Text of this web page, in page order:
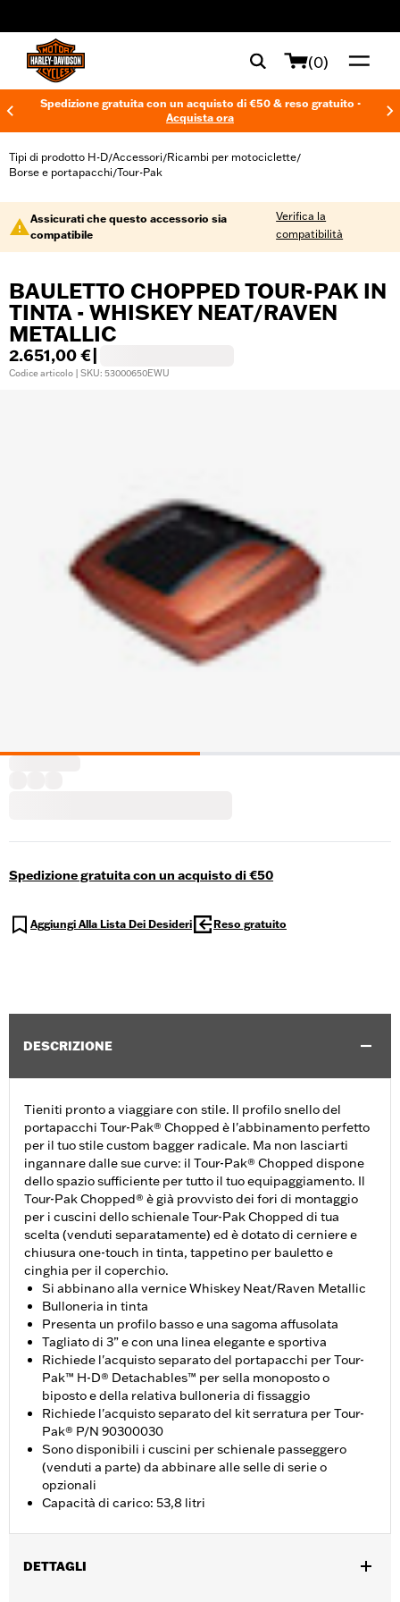
(0)
Spedizione gratuita con un acquisto di €50 & reso gratuito -
Acquista ora
Tipi di prodotto H-D/Accessori/Ricambi per motociclette/
Borse e portapacchi/Tour-Pak
Assicurati che questo accessorio sia
compatibile
Verifica la
compatibilità
BAULETTO CHOPPED TOUR-PAK IN
TINTA - WHISKEY NEAT/RAVEN
METALLIC
2.651,00 €
Codice articolo | SKU: 53000650EWU
Spedizione gratuita con un acquisto di €50
Aggiungi Alla Lista Dei Desideri Reso gratuito
DESCRIZIONE
Tieniti pronto a viaggiare con stile. Il profilo snello del
portapacchi Tour-Pak® Chopped è l'abbinamento perfetto
per il tuo stile custom bagger radicale. Ma non lasciarti
ingannare dalle sue curve: il Tour-Pak® Chopped dispone
dello spazio sufficiente per tutto il tuo equipaggiamento. Il
Tour-Pak Chopped® è già provvisto dei fori di montaggio
per i cuscini dello schienale Tour-Pak Chopped di tua
scelta (venduti separatamente) ed è dotato di cerniere e
chiusura one-touch in tinta, tappetino per bauletto e
cinghia per il coperchio.
Si abbinano alla vernice Whiskey Neat/Raven Metallic
Bulloneria in tinta
Presenta un profilo basso e una sagoma affusolata
Tagliato di 3” e con una linea elegante e sportiva
Richiede l'acquisto separato del portapacchi per Tour-
Pak™ H-D® Detachables™ per sella monoposto o
biposto e della relativa bulloneria di fissaggio
Richiede l'acquisto separato del kit serratura per Tour-
Pak® P/N 90300030
Sono disponibili i cuscini per schienale passeggero
(venduti a parte) da abbinare alle selle di serie o
opzionali
Capacità di carico: 53,8 litri
DETTAGLI